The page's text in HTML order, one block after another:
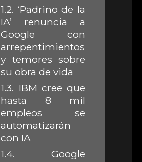
1.2. ‘Padrino de la
IA’ renuncia a
Google con
arrepentimientos
y temores sobre
su obra de vida
1.3. IBM cree que
hasta 8 mil
empleos se
automatizarán
con IA
1.4. Google